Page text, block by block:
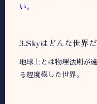
い。
︎︎3.Skyはどんな世界
地球上とは物理法則が
る程度模した世界。